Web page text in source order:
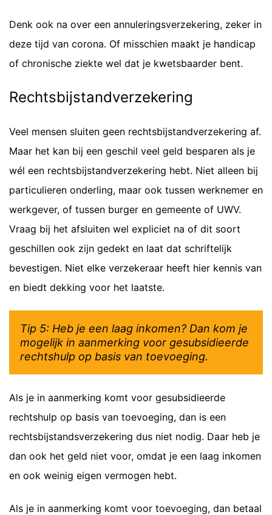
Denk ook na over een annuleringsverzekering, zeker in
deze tijd van corona. Of misschien maakt je handicap
of chronische ziekte wel dat je kwetsbaarder bent.
Rechtsbijstandverzekering
Veel mensen sluiten geen rechtsbijstandverzekering af.
Maar het kan bij een geschil veel geld besparen als je
wél een rechtsbijstandverzekering hebt. Niet alleen bij
particulieren onderling, maar ook tussen werknemer en
werkgever, of tussen burger en gemeente of UWV.
Vraag bij het afsluiten wel expliciet na of dit soort
geschillen ook zijn gedekt en laat dat schriftelijk
bevestigen. Niet elke verzekeraar heeft hier kennis van
en biedt dekking voor het laatste.
Tip 5: Heb je een laag inkomen? Dan kom je
mogelijk in aanmerking voor gesubsidieerde
rechtshulp op basis van toevoeging.
Als je in aanmerking komt voor gesubsidieerde
rechtshulp op basis van toevoeging, dan is een
rechtsbijstandsverzekering dus niet nodig. Daar heb je
dan ook het geld niet voor, omdat je een laag inkomen
en ook weinig eigen vermogen hebt.
Als je in aanmerking komt voor toevoeging, dan betaal